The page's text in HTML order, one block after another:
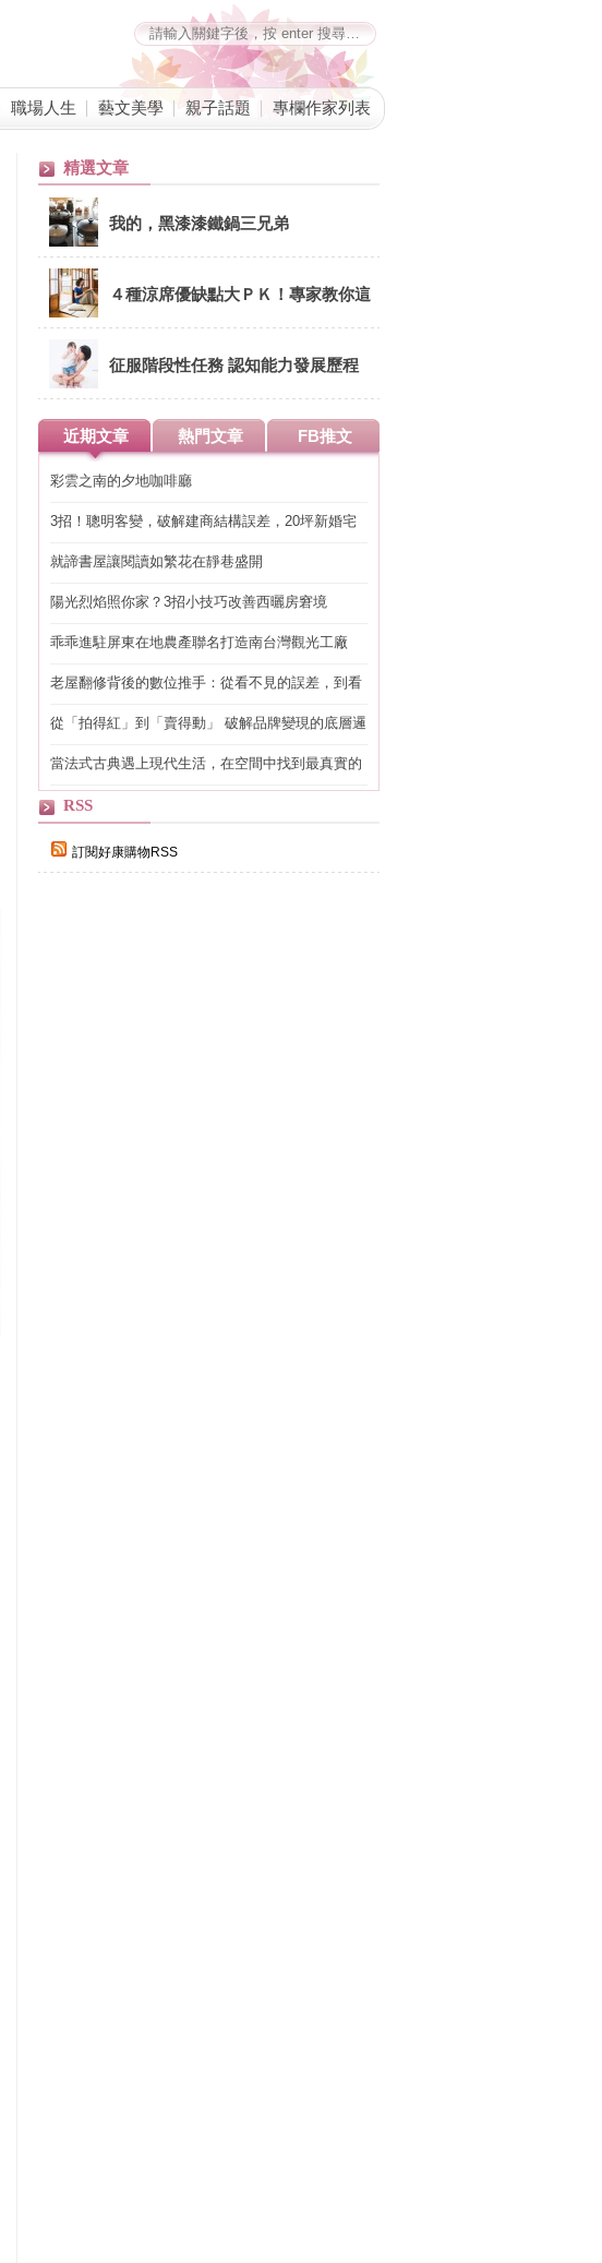
職場人生 藝文美學 親子話題 專欄作家列表
精選文章
我的，黑漆漆鐵鍋三兄弟
４種涼席優缺點大ＰＫ！專家教你這
樣挑
征服階段性任務 認知能力發展歷程
近期文章 熱門文章 FB推文
彩雲之南的夕地咖啡廳
3招！聰明客變，破解建商結構誤差，20坪新婚宅
就諦書屋讓閱讀如繁花在靜巷盛開
陽光烈焰照你家？3招小技巧改善西曬房窘境
乖乖進駐屏東在地農產聯名打造南台灣觀光工廠
老屋翻修背後的數位推手：從看不見的誤差，到看
從「拍得紅」到「賣得動」 破解品牌變現的底層邏
當法式古典遇上現代生活，在空間中找到最真實的
RSS
訂閱好康購物RSS